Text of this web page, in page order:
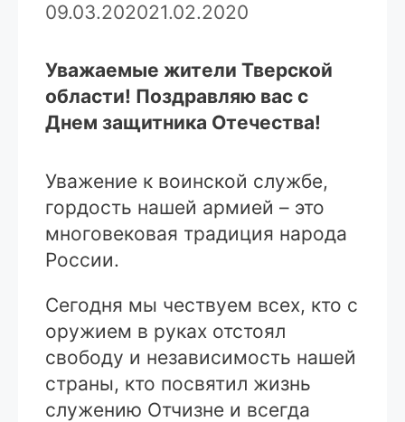
09.03.202021.02.2020
Уважаемые жители Тверской
области! Поздравляю вас с
Днем защитника Отечества!
Уважение к воинской службе,
гордость нашей армией – это
многовековая традиция народа
России.
Сегодня мы чествуем всех, кто с
оружием в руках отстоял
свободу и независимость нашей
страны, кто посвятил жизнь
служению Отчизне и всегда